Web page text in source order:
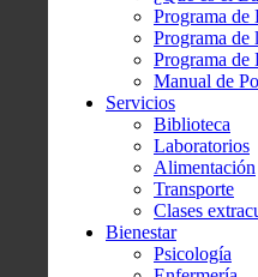
Programa de
Programa de
Programa
Manual de
Servicios
Biblioteca
Laboratorios
Alimentación
Transporte
Clases
Bienestar
Psicología